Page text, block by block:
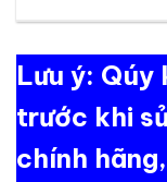
Lưu ý: Qúy
trước khi
chính